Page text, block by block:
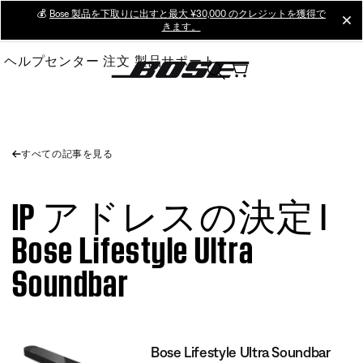
Main
💰 Bose 製品を下取りに出すと最大 ¥30,000 のクレジットを獲得で
きます。
ヘルプセンター 注文 製品サポート
すべての記事を見る
IP アドレスの決定 |
Bose Lifestyle Ultra
Soundbar
Bose Lifestyle Ultra Soundbar